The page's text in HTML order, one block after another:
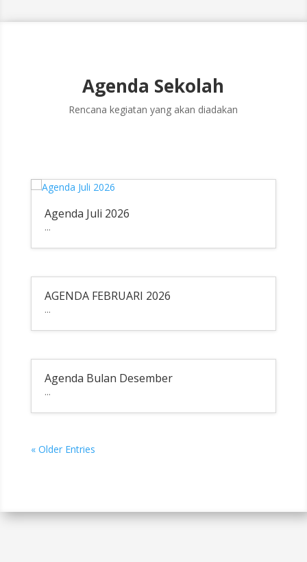
Agenda Sekolah
Rencana kegiatan yang akan diadakan
Agenda Juli 2026
...
AGENDA FEBRUARI 2026
...
Agenda Bulan Desember
...
« Older Entries